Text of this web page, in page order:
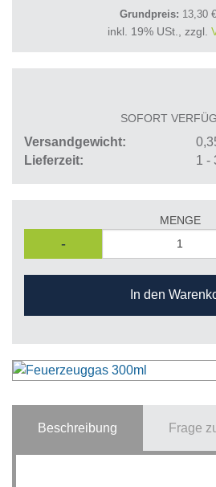
Grundpreis: 13,30
inkl. 19% USt., zzgl.
SOFORT
Versandgewicht
Lieferzeit
1 -
MENGE
-
In den
Beschreibung Frage